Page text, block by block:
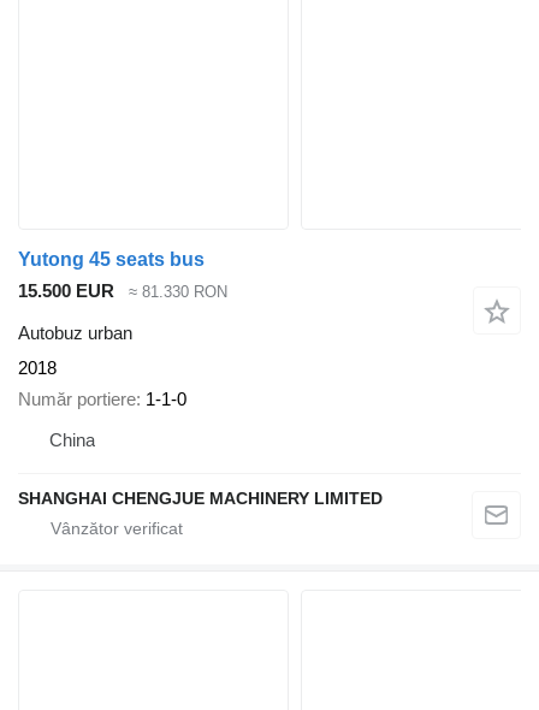
Yutong 45 seats bus
15.500 EUR
≈ 81.330 RON
Autobuz urban
2018
Număr portiere 1-1-0
China
SHANGHAI CHENGJUE MACHINERY LIMITED